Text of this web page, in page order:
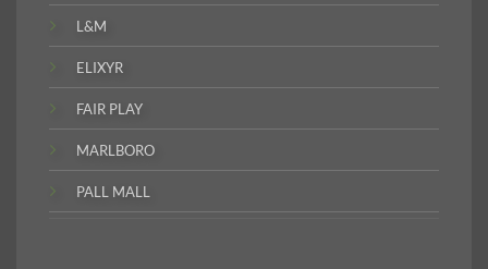
L&M
ELIXYR
FAIR PLAY
MARLBORO
PALL MALL